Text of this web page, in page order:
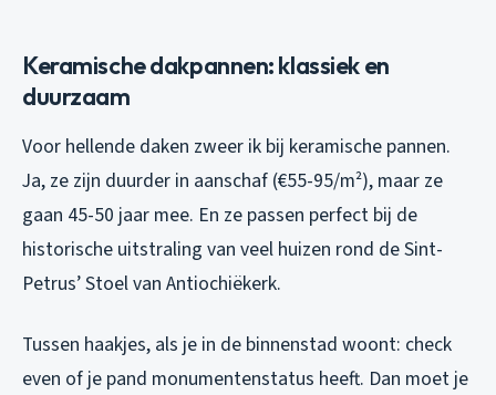
Keramische dakpannen: klassiek en
duurzaam
Voor hellende daken zweer ik bij keramische pannen.
Ja, ze zijn duurder in aanschaf (€55-95/m²), maar ze
gaan 45-50 jaar mee. En ze passen perfect bij de
historische uitstraling van veel huizen rond de Sint-
Petrus’ Stoel van Antiochiëkerk.
Tussen haakjes, als je in de binnenstad woont: check
even of je pand monumentenstatus heeft. Dan moet je